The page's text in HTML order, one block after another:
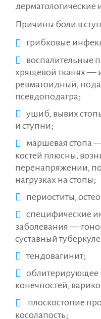
дерматологические
Причины боли в
грибковые
воспалительные
хрящевой тканях
ревматоидный,
псевдоподагра;
ушиб, вывих
и ступни;
маршевая стопа
костей плюсны,
перенапряжении,
нагрузках на стопы;
периоститы,
специфические
заболевания —
суставный
тендовагинит;
облитерирующее
конечностей,
плоскостопие
косолапость;